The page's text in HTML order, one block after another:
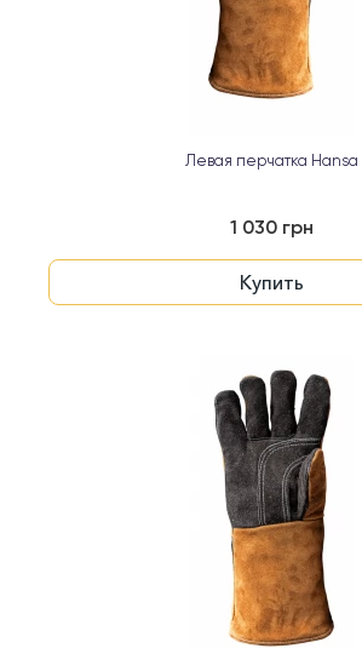
Левая перчатка Hansa
1 030 грн
Купить